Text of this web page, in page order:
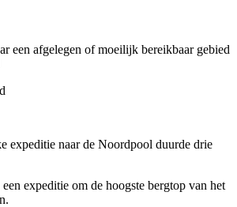
een afgelegen of moeilijk bereikbaar gebied
expeditie naar de Noordpool duurde drie
expeditie om de hoogste bergtop van het